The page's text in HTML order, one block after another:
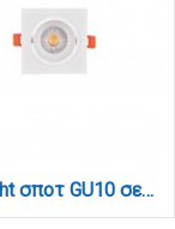
Downlight σποτ GU10 σε λευκή απόχρωση (X00320W)